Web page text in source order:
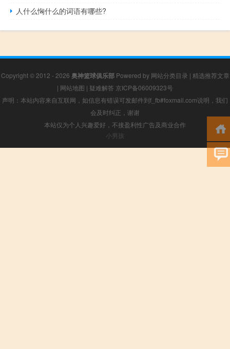
人什么恟什么的词语有哪些?
Copyright © 2012 - 2026 奥神篮球俱乐部Powered by 网站分类目录 | 精选推荐文章
| 网站地图 | 疑难解答 京ICP备06009323号
声明：本站内容来自互联网，如信息有错误可发邮件到f_fb#foxmail.com说明，我们
会及时纠正，谢谢
本站仅为个人兴趣爱好，不接盈利性广告及商业合作
小男孩